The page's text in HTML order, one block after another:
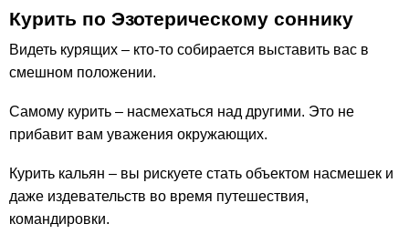
Курить по Эзотерическому соннику
Видеть курящих – кто-то собирается выставить вас в
смешном положении.
Самому курить – насмехаться над другими. Это не
прибавит вам уважения окружающих.
Курить кальян – вы рискуете стать объектом насмешек и
даже издевательств во время путешествия,
командировки.